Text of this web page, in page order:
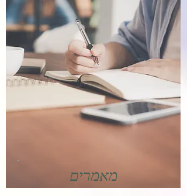
מאמרים